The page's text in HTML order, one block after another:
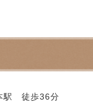
駅 徒歩36分